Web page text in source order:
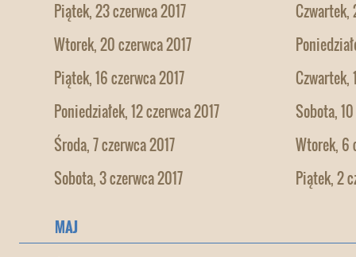
Piątek, 23 czerwca 2017
Czwartek,
Wtorek, 20 czerwca 2017
Piątek, 16 czerwca 2017
Czwartek,
Poniedziałek, 12 czerwca 2017
Sobota,
Środa, 7 czerwca 2017
Wtorek, 6
Sobota, 3 czerwca 2017
Piątek, 2
MAJ